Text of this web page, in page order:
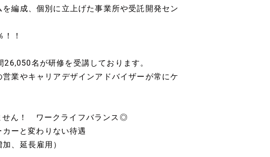
編成、個別に立上げた事業所や受託開発セン
！
名が研修を受講しております。
業やキャリアデザインアドバイザーが常にケ
せん！ ワークライフバランス◎
ーと変わりない待遇
、延長雇用）